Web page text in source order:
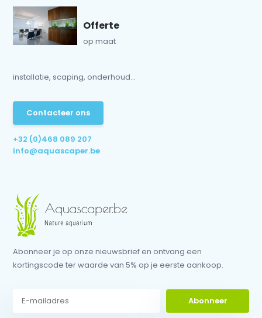
Offerte
op maat
installatie, scaping, onderhoud...
Contacteer ons
+32 (0)468 089 207
info@aquascaper.be
Abonneer je op onze nieuwsbrief en ontvang een
kortingscode ter waarde van 5% op je eerste aankoop.
Abonneer